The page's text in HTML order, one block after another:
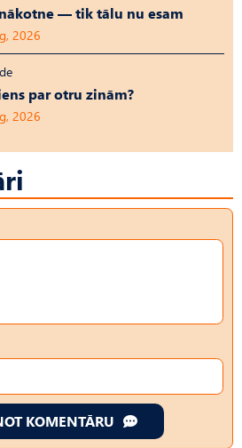
— tik tālu nu esam
2026
par otru zinām?
2026
KOMENTĀRU